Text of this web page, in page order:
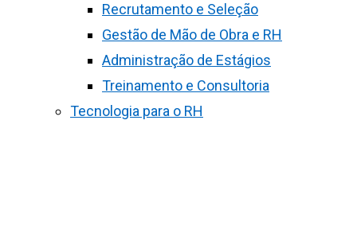
Recrutamento e Seleção
Gestão de Mão de Obra e RH
Administração de Estágios
Treinamento e Consultoria
Tecnologia para o RH